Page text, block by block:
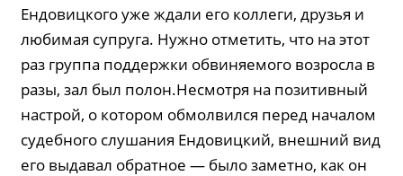
Ендовицкого уже ждали его коллеги, друзья и
любимая супруга. Нужно отметить, что на этот
раз группа поддержки обвиняемого возросла в
разы, зал был полон.Несмотря на позитивный
настрой, о котором обмолвился перед началом
судебного слушания Ендовицкий, внешний вид
его выдавал обратное — было заметно, как он